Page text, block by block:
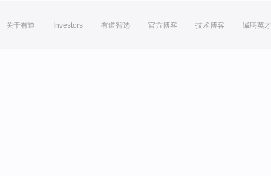
关于有道 Investors 有道智选 官方博客 技术博客 诚聘英才